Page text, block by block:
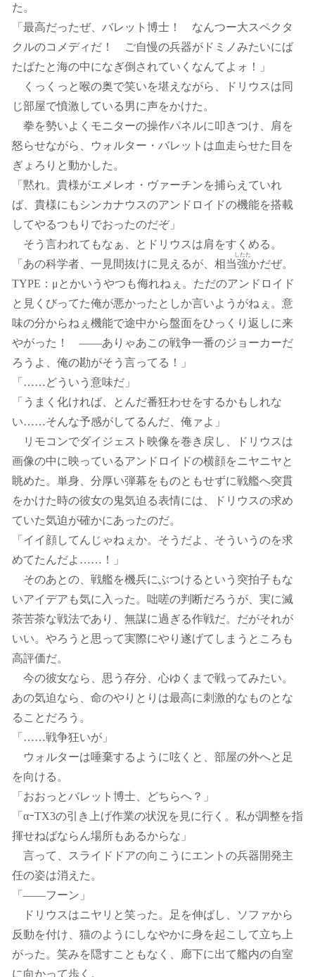
た。
「最高だったぜ、バレット博士！ なんつー大スペクタ
クルのコメディだ！ ご自慢の兵器がドミノみたいにば
たばたと海の中になぎ倒されていくなんてよォ！」
くっくっと喉の奥で笑いを堪えながら、ドリウスは同
じ部屋で憤激している男に声をかけた。
拳を勢いよくモニターの操作パネルに叩きつけ、肩を
怒らせながら、ウォルター・バレットは血走らせた目を
ぎょろりと動かした。
「黙れ。貴様がエメレオ・ヴァーチンを捕らえていれ
ば、貴様にもシンカナウスのアンドロイドの機能を搭載
してやるつもりでおったのだぞ」
そう言われてもなぁ、とドリウスは肩をすくめる。
「あの科学者、一見間抜けに見えるが、相当強
したた
かだぜ。
TYPE：μとかいうやつも侮れねぇ。ただのアンドロイド
と見くびってた俺が悪かったとしか言いようがねぇ。意
味の分からねぇ機能で途中から盤面をひっくり返しに来
やがった！ ――ありゃあこの戦争一番のジョーカーだ
ろうよ、俺の勘がそう言ってる！」
「……どういう意味だ」
「うまく化ければ、とんだ番狂わせをするかもしれな
い……そんな予感がしてるんだ、俺ァよ」
リモコンでダイジェスト映像を巻き戻し、ドリウスは
画像の中に映っているアンドロイドの横顔をニヤニヤと
眺めた。単身、分厚い弾幕をものともせずに戦艦へ突貫
をかけた時の彼女の鬼気迫る表情には、ドリウスの求め
ていた気迫が確かにあったのだ。
「イイ顔してんじゃねぇか。そうだよ、そういうのを求
めてたんだよ……！」
そのあとの、戦艦を機兵にぶつけるという突拍子もな
いアイデアも気に入った。咄嗟の判断だろうが、実に滅
茶苦茶な戦法であり、無謀に過ぎる作戦だ。だがそれが
いい。やろうと思って実際にやり遂げてしまうところも
高評価だ。
今の彼女なら、思う存分、心ゆくまで戦ってみたい。
あの気迫なら、命のやりとりは最高に刺激的なものとな
ることだろう。
「……戦争狂いが」
ウォルターは唾棄するように呟くと、部屋の外へと足
を向ける。
「おおっとバレット博士、どちらへ？」
「αｰTX3の引き上げ作業の状況を見に行く。私が調整を指
揮せねばならん場所もあるからな」
言って、スライドドアの向こうにエントの兵器開発主
任の姿は消えた。
「――フーン」
ドリウスはニヤリと笑った。足を伸ばし、ソファから
反動を付け、猫のようにしなやかに身を起こして立ち上
がった。笑みを隠すこともなく、廊下に出て艦内の自室
に向かって歩く。